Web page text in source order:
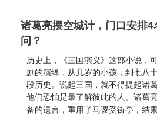
诸葛亮摆空城计，门口安排
问？
历史上，《三国演义》这部小说，
剧的演绎，从几岁的小孩，到七八
段历史。说起三国，就不得提起诸
他们恐怕是最了解彼此的人。诸葛
备的遗言，重用了马谡受街亭，结